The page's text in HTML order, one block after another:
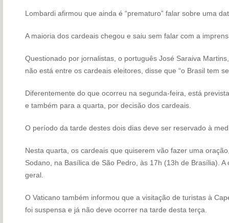
Lombardi afirmou que ainda é “prematuro” falar sobre uma
A maioria dos cardeais chegou e saiu sem falar com a
Questionado por jornalistas, o português José Saraiva
não está entre os cardeais eleitores, disse que “o Brasil tem
Diferentemente do que ocorreu na segunda-feira, está
e também para a quarta, por decisão dos cardeais.
O período da tarde destes dois dias deve ser reservado à
Nesta quarta, os cardeais que quiserem vão fazer uma
Sodano, na Basílica de São Pedro, às 17h (13h de Brasília).
geral.
O Vaticano também informou que a visitação de turistas à
foi suspensa e já não deve ocorrer na tarde desta terça.